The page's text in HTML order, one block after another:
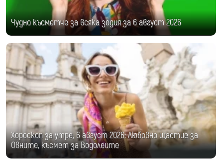
Чудно късметче за всяка зодия за 6 август 2026
Хороскоп за утре, 6 август 2026: Любовно щастие за
Овните, късмет за Водолеите